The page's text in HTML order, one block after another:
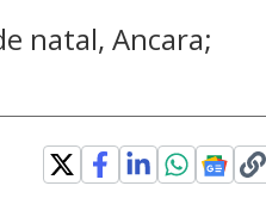
natal, Ancara;